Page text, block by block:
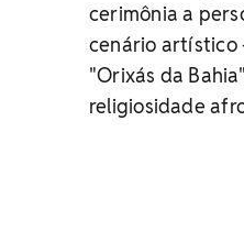
cerimônia a
cenário artístico
"Orixás da
religiosidade